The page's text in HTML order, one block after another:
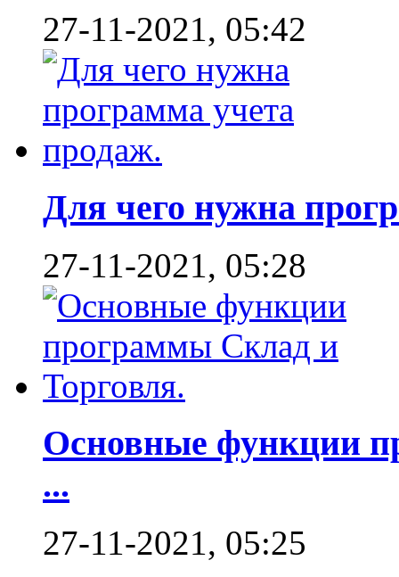
27-11-2021, 05:42
Для чего нужна
27-11-2021, 05:28
Основные функции
...
27-11-2021, 05:25